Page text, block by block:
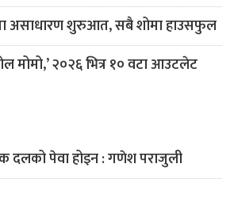
असाधारण शुरुआत, सबै शोमा हाउसफुल
मोमो,’ २०२६ भित्र १० वटा आउटलेट
दलको पेवा होइन : गणेश पराजुली